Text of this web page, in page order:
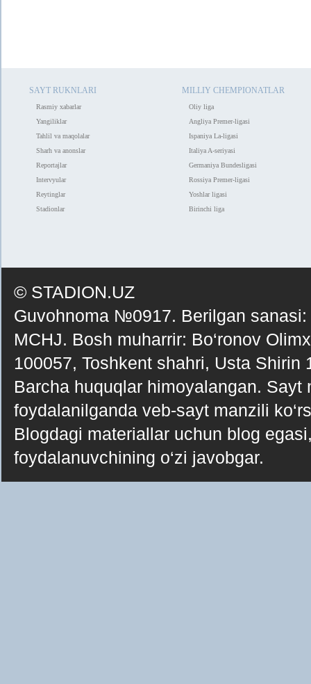
SAYT RUKNLARI
Rasmiy xabarlar
Yangiliklar
Tahlil va maqolalar
Sharh va anonslar
Reportajlar
Intervyular
Reytinglar
Stadionlar
MILLIY CHEMPIONATLAR
Oliy liga
Angliya Premer-ligasi
Ispaniya La-ligasi
Italiya A-seriyasi
Germaniya Bundesligasi
Rossiya Premer-ligasi
Yoshlar ligasi
Birinchi liga
© STADION.UZ
Guvohnoma №0917. Berilgan
MCHJ. Bosh muharrir: Bo‘ronov
100057, Toshkent shahri, Usta
Barcha huquqlar himoyalangan. Sayt
foydalanilganda veb-sayt manzili
Blogdagi materiallar uchun blog
foydalanuvchining o‘zi javobgar.